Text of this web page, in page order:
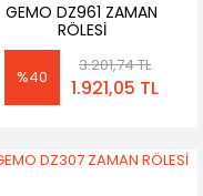
GEMO DZ961 ZAMAN
RÖLESİ
%40
3.201,74 TL
1.921,05 TL